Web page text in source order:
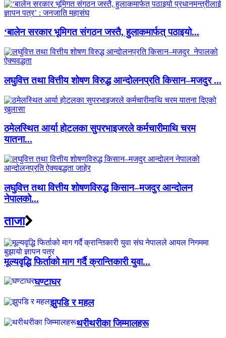
‘बालेन सरकार भूमिगत संगठन जस्तै, हुलाकमार्फत् पठाइयो...
लघुवित्त तथा वित्तीय शोषण विरुद्ध आन्दोलनप्रति किसान–मजदुर ...
ठमेलस्थित आर्या होटलका सुपरभाइजरले कर्मचारीमाथि चरम
यातना...
लघुवित्त तथा वित्तीय शोषणविरुद्ध किसान–मजदुर आन्दोलन
नेपालको...
ताजा
मूल्यवृद्धि फिर्ताको माग गर्दै क्रान्तिकारी युवा...
घण्टाघर
झुपडि र महल
थरीथरीका जिम्मालहरू